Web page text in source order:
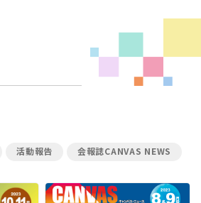
活動報告 会報誌CANVAS NEWS